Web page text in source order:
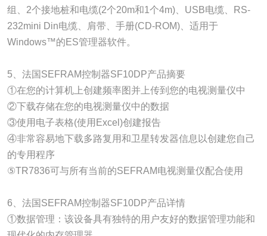
组、2个接地桩和电缆(2个20m和1个4m)、USB电缆、RS-
232mini Din电缆、肩带、手册(CD-ROM)、适用于
Windows™的ES管理器软件。
5、法国SEFRAM控制器SF10DP产品摘要
①在您的计算机上创建频率图并上传到您的电视测量仪中
②下载存储在您的电视测量仪中的数据
③使用电子表格(使用Excel)创建报告
④非常容易地下载多路复用和卫星转发器信息以创建您自己
的专用程序
⑤TR7836可与所有当前的SEFRAM电视测量仪配合使用
6、法国SEFRAM控制器SF10DP产品详情
①数据管理：该设备具有独特的用户友好的数据管理功能和